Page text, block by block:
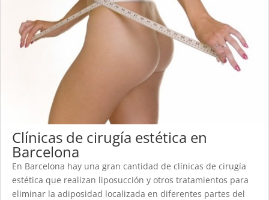
Clínicas de cirugía estética en
Barcelona
En Barcelona hay una gran cantidad de clínicas de cirugía
estética que realizan liposucción y otros tratamientos para
eliminar la adiposidad localizada en diferentes partes del